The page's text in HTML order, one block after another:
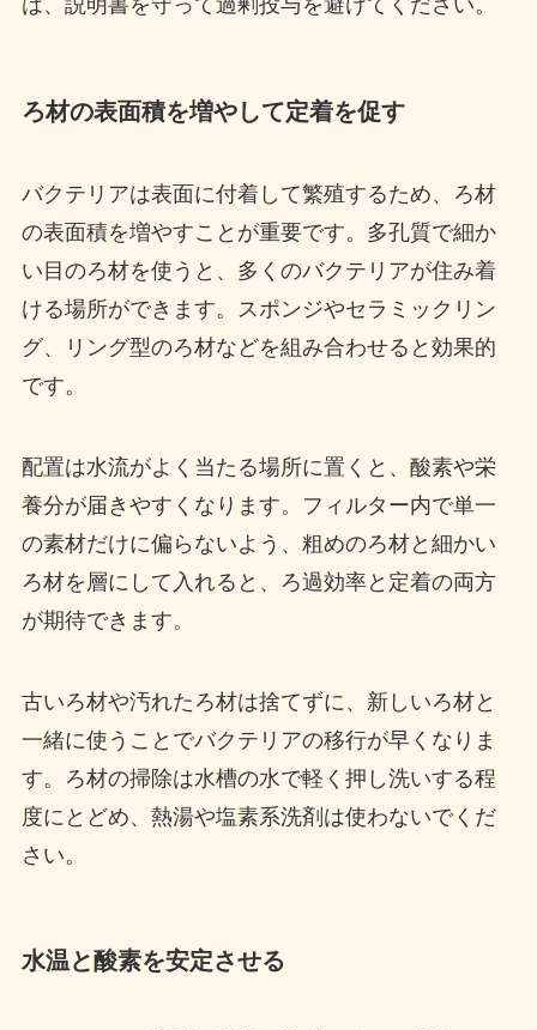
は、説明書を守って過剰投与を避けてください。
ろ材の表面積を増やして定着を促す
バクテリアは表面に付着して繁殖するため、ろ材
の表面積を増やすことが重要です。多孔質で細か
い目のろ材を使うと、多くのバクテリアが住み着
ける場所ができます。スポンジやセラミックリン
グ、リング型のろ材などを組み合わせると効果的
です。
配置は水流がよく当たる場所に置くと、酸素や栄
養分が届きやすくなります。フィルター内で単一
の素材だけに偏らないよう、粗めのろ材と細かい
ろ材を層にして入れると、ろ過効率と定着の両方
が期待できます。
古いろ材や汚れたろ材は捨てずに、新しいろ材と
一緒に使うことでバクテリアの移行が早くなりま
す。ろ材の掃除は水槽の水で軽く押し洗いする程
度にとどめ、熱湯や塩素系洗剤は使わないでくだ
さい。
水温と酸素を安定させる